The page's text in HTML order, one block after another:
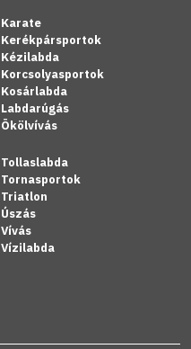
Karate
Kerékpársportok
Kézilabda
Korcsolyasportok
Kosárlabda
Labdarúgás
Ökölvívás
Tollaslabda
Tornasportok
Triatlon
Úszás
Vívás
Vízilabda